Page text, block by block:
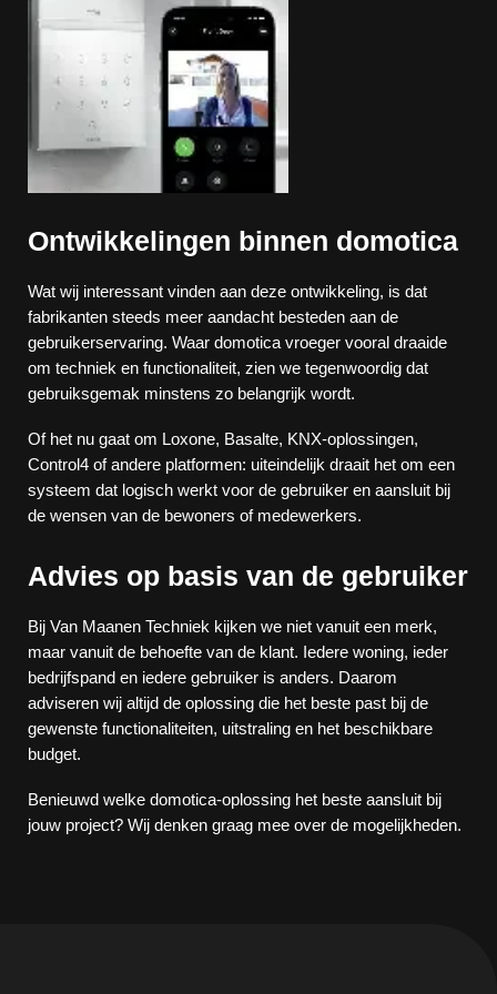
Ontwikkelingen binnen domotica
Wat wij interessant vinden aan deze ontwikkeling, is dat
fabrikanten steeds meer aandacht besteden aan de
gebruikerservaring. Waar domotica vroeger vooral draaide
om techniek en functionaliteit, zien we tegenwoordig dat
gebruiksgemak minstens zo belangrijk wordt.
Of het nu gaat om Loxone, Basalte, KNX-oplossingen,
Control4 of andere platformen: uiteindelijk draait het om een
systeem dat logisch werkt voor de gebruiker en aansluit bij
de wensen van de bewoners of medewerkers.
Advies op basis van de gebruiker
Bij Van Maanen Techniek kijken we niet vanuit een merk,
maar vanuit de behoefte van de klant. Iedere woning, ieder
bedrijfspand en iedere gebruiker is anders. Daarom
adviseren wij altijd de oplossing die het beste past bij de
gewenste functionaliteiten, uitstraling en het beschikbare
budget.
Benieuwd welke domotica-oplossing het beste aansluit bij
jouw project? Wij denken graag mee over de mogelijkheden.